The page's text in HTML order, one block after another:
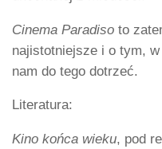
Cinema Paradiso to
najistotniejsze i o tym,
nam do tego dotrzeć.
Literatura:
Kino końca wieku, pod